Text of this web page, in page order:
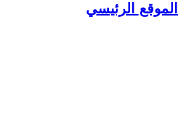
الموقع الرئيسي